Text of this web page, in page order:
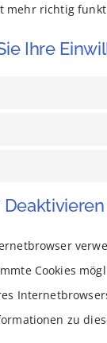
mehr richtig
Ihre
Cookies
zu